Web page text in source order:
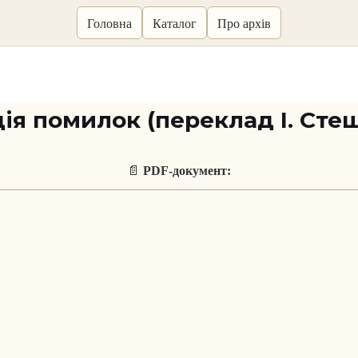
Головна Каталог Про архів
помилок (переклад І.
📄 PDF-документ: